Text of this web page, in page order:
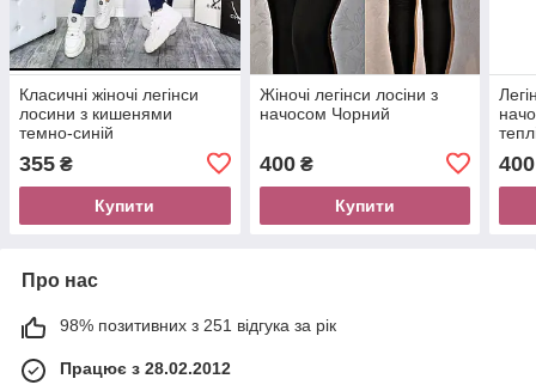
Класичні жіночі легінси
лосини з кишенями
темно-синій
355 ₴
Купити
Жіночі легінси лосіни з
начосом Чорний
400₴
Купити
400
Про нас
98% позитивних з 251 відгука за рік
Працює з 28.02.2012